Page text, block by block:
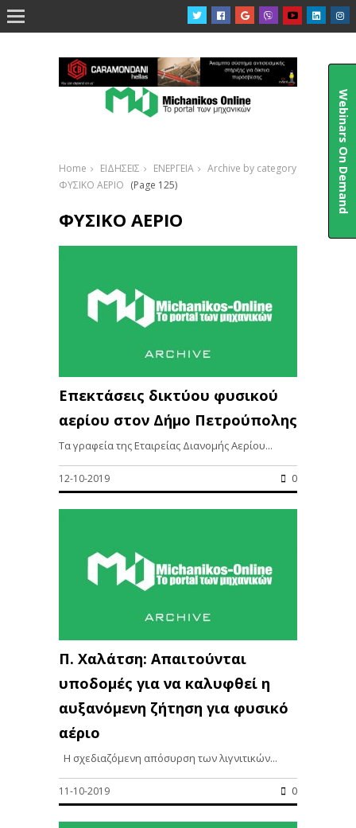

Home ΕΙΔΗΣΕΙΣ ΕΝΕΡΓΕΙΑ
Archive by category
ΦΥΣΙΚΟ ΑΕΡΙΟ (Page 125)
ΦΥΣΙΚΟ ΑΕΡΙΟ
Επεκτάσεις δικτύου φυσικού
αερίου στον Δήμο Πετρούπολης
Τα γραφεία της Εταιρείας Διανομής Αερίου...
12-10-2019 0
Π. Χαλάτση: Απαιτούνται
υποδομές για να καλυφθεί η
αυξανόμενη ζήτηση για φυσικό
αέριο
Η σχεδιαζόμενη απόσυρση των λιγνιτικών...
11-10-2019 0
Webinars On Demand